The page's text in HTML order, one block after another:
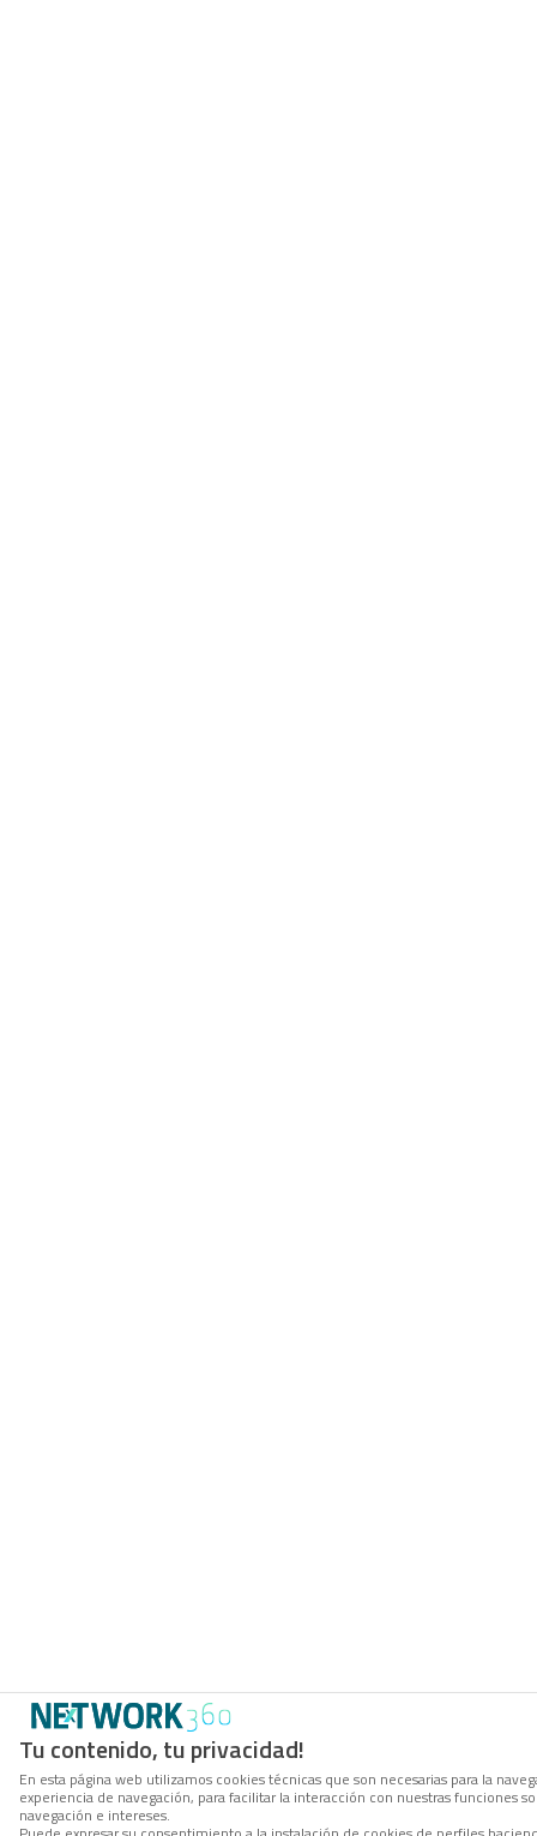
Tu contenido, tu privacidad!
En esta página web utilizamos cookies técnicas que son necesarias para la
experiencia de navegación, para facilitar la interacción con nuestras funciones
navegación e intereses.